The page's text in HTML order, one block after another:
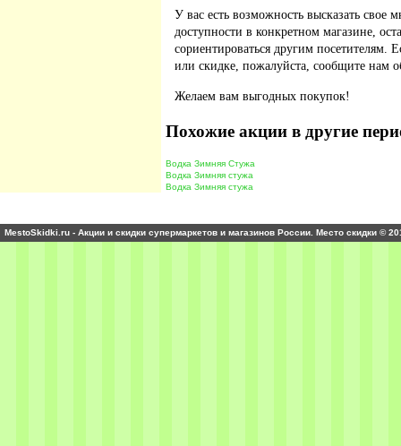
У вас есть возможность высказать свое
доступности в конкретном магазине,
сориентироваться другим
или скидке, пожалуйста, сообщите нам
Желаем вам выгодных покупок!
Похожие акции в другие
Водка Зимняя Стужа
Водка Зимняя стужа
Водка Зимняя стужа
MestoSkidki.ru - Акции и скидки супермаркетов и магазинов России. Место скидки ©